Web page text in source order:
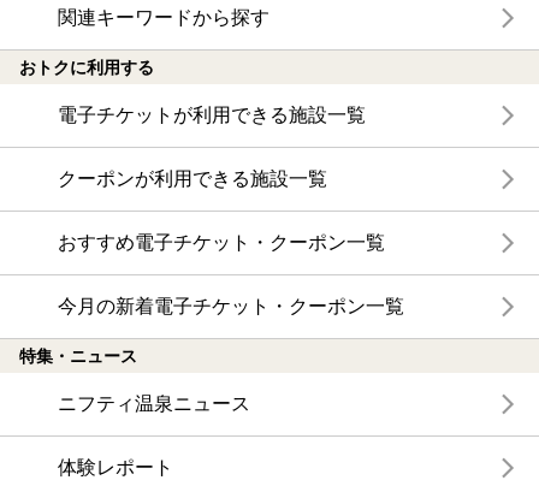
関連キーワードから探す
おトクに利用する
電子チケットが利用できる施設一覧
クーポンが利用できる施設一覧
おすすめ電子チケット・クーポン一覧
今月の新着電子チケット・クーポン一覧
特集・ニュース
ニフティ温泉ニュース
体験レポート